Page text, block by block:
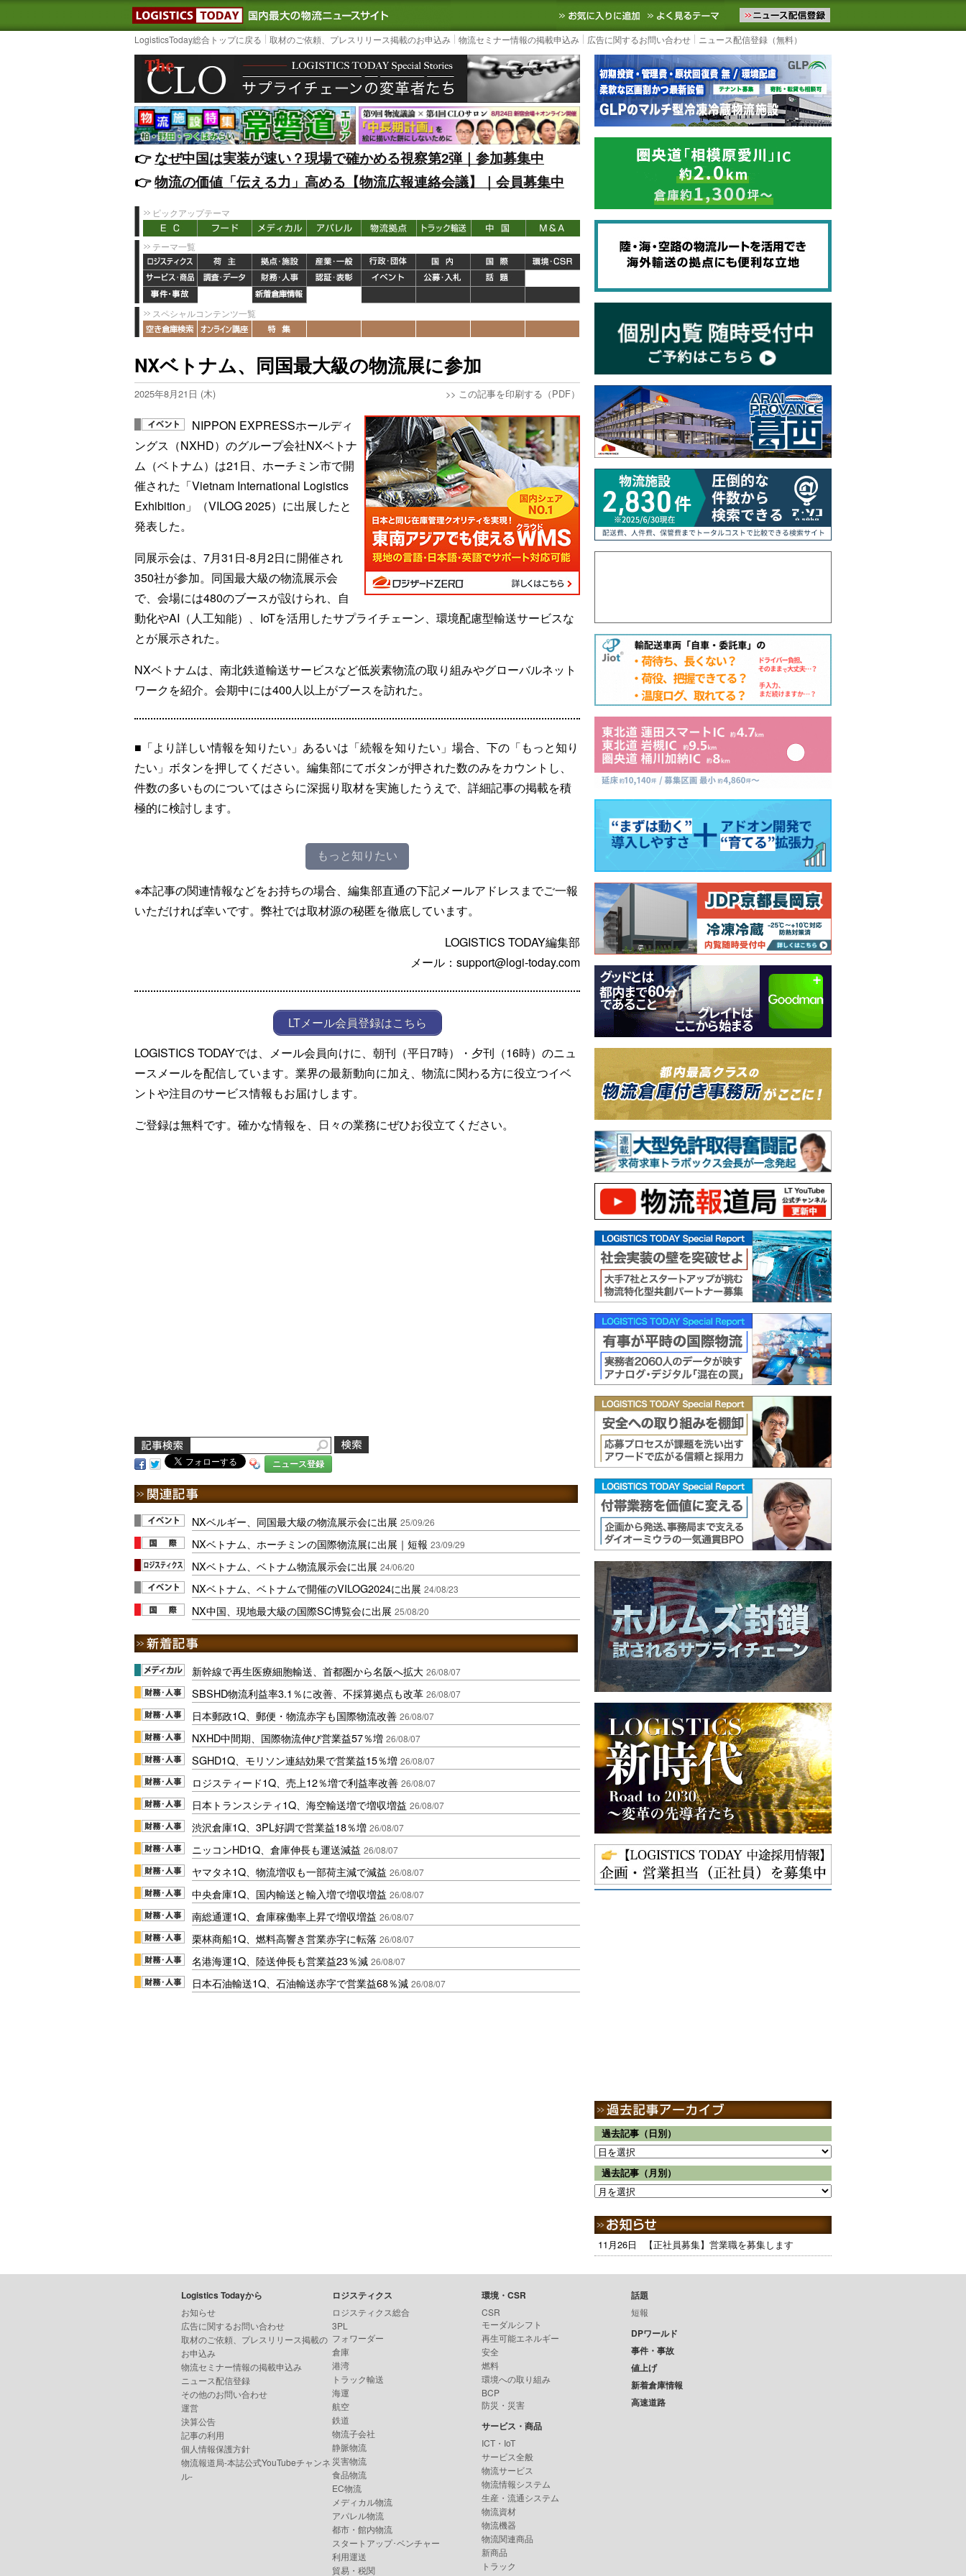
LOGISTICS TODAY｜国内最大の物流ニュースサイト3PL, SCMなど国内外の最新の物流ニュースをお届けします。物流ニュースメール配信を登録す
お気に入りに追加 よく見るテーマ
LogisticsToday総合トップに戻る 取材のご依頼、プレスリリース掲載のお申込み 物流セミナー情報の掲載申込み 広告に関するお問い合わせ ニュース配信登録（無料）
👉️なぜ中国は実装が速い？現場で確かめる視察第2弾｜参加募集中
👉️物流の価値「伝える力」高める【物流広報連絡会議】｜会員募集中
ピックアップテーマ
テーマ一覧
スペシャルコンテンツ一覧
NXベトナム、同国最大級の物流展に参加
2025年8月21日 (木) >> この記事を印刷する（PDF）
NIPPON EXPRESSホールディ
ングス（NXHD）のグループ会社NXベトナ
ム（ベトナム）は21日、ホーチミン市で開
催された「Vietnam International Logistics
Exhibition」（VILOG 2025）に出展したと
発表した。
同展示会は、7月31日-8月2日に開催され
350社が参加。同国最大級の物流展示会
で、会場には480のブースが設けられ、自
動化やAI（人工知能）、IoTを活用したサプライチェーン、環境配慮型輸送サービスな
とが展示された。
NXベトナムは、南北鉄道輸送サービスなど低炭素物流の取り組みやグローバルネット
ワークを紹介。会期中には400人以上がブースを訪れた。
■「より詳しい情報を知りたい」あるいは「続報を知りたい」場合、下の「もっと知り
たい」ボタンを押してください。編集部にてボタンが押された数のみをカウントし、
件数の多いものについてはさらに深掘り取材を実施したうえで、詳細記事の掲載を積
極的に検討します。
もっと知りたい
※本記事の関連情報などをお持ちの場合、編集部直通の下記メールアドレスまでご一報
いただければ幸いです。弊社では取材源の秘匿を徹底しています。
LOGISTICS TODAY編集部
メール：support@logi-today.com
LTメール会員登録はこちら
LOGISTICS TODAYでは、メール会員向けに、朝刊（平日7時）・夕刊（16時）のニュ
ースメールを配信しています。業界の最新動向に加え、物流に関わる方に役立つイベ
ントや注目のサービス情報もお届けします。
ご登録は無料です。確かな情報を、日々の業務にぜひお役立てください。
ニュース登録
NXベルギー、同国最大級の物流展示会に出展 25/09/26
NXベトナム、ホーチミンの国際物流展に出展｜短報 23/09/29
NXベトナム、ベトナム物流展示会に出展 24/06/20
NXベトナム、ベトナムで開催のVILOG2024に出展 24/08/23
NX中国、現地最大級の国際SC博覧会に出展 25/08/20
新幹線で再生医療細胞輸送、首都圏から名阪へ拡大 26/08/07
SBSHD物流利益率3.1％に改善、不採算拠点も改革 26/08/07
日本郵政1Q、郵便・物流赤字も国際物流改善 26/08/07
NXHD中間期、国際物流伸び営業益57％増 26/08/07
SGHD1Q、モリソン連結効果で営業益15％増 26/08/07
ロジスティード1Q、売上12％増で利益率改善 26/08/07
日本トランスシティ1Q、海空輸送増で増収増益 26/08/07
渋沢倉庫1Q、3PL好調で営業益18％増 26/08/07
ニッコンHD1Q、倉庫伸長も運送減益 26/08/07
ヤマタネ1Q、物流増収も一部荷主減で減益 26/08/07
中央倉庫1Q、国内輸送と輸入増で増収増益 26/08/07
南総通運1Q、倉庫稼働率上昇で増収増益 26/08/07
栗林商船1Q、燃料高響き営業赤字に転落 26/08/07
名港海運1Q、陸送伸長も営業益23％減 26/08/07
日本石油輸送1Q、石油輸送赤字で営業益68％減 26/08/07
過去記事（日別）
過去記事（月別）
11月26日 【正社員募集】営業職を募集します
Logistics Todayから
お知らせ
広告に関するお問い合わせ
取材のご依頼、プレスリリース掲載の
お申込み
物流セミナー情報の掲載申込み
ニュース配信登録
その他のお問い合わせ
運営
決算公告
記事の利用
個人情報保護方針
物流報道局-本誌公式YouTubeチャンネ
ル-
ロジスティクス
ロジスティクス総合
3PL
フォワーダー
倉庫
港湾
トラック輸送
海運
航空
鉄道
物流子会社
静脈物流
災害物流
食品物流
EC物流
メディカル物流
アパレル物流
都市・館内物流
スタートアップ･ベンチャー
利用運送
貿易・税関
環境・CSR
CSR
モーダルシフト
再生可能エネルギー
安全
燃料
環境への取り組み
BCP
防災・災害
サービス・商品
ICT・IoT
サービス全般
物流サービス
物流情報システム
生産・流通システム
物流資材
物流機器
物流関連商品
新商品
トラック
話題
短報
DPワールド
事件・事故
値上げ
新着倉庫情報
高速道路